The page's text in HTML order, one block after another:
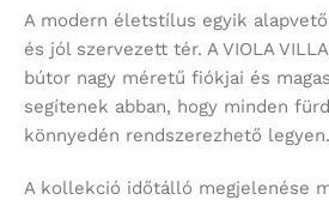
A modern életstílus egyik
és jól szervezett tér. A VIOLA
bútor nagy méretű fiókjai és
segítenek abban, hogy minden
könnyedén rendszerezhető legyen.
A kollekció időtálló megjelenése